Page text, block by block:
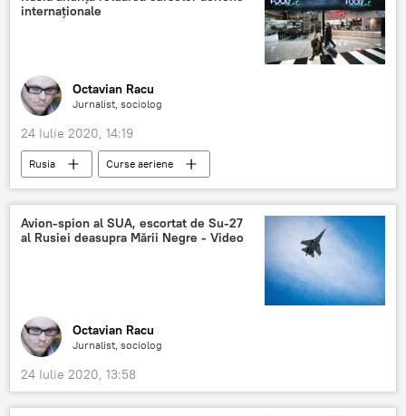
internaționale
Octavian Racu
Jurnalist, sociolog
24 Iulie 2020, 14:19
Rusia Curse aeriene
Avion-spion al SUA, escortat de Su-27
al Rusiei deasupra Mării Negre - Video
Octavian Racu
Jurnalist, sociolog
24 Iulie 2020, 13:58